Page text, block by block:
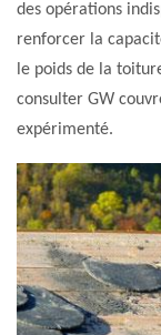
des opérations
renforcer la
le poids de la
consulter GW
expérimenté.